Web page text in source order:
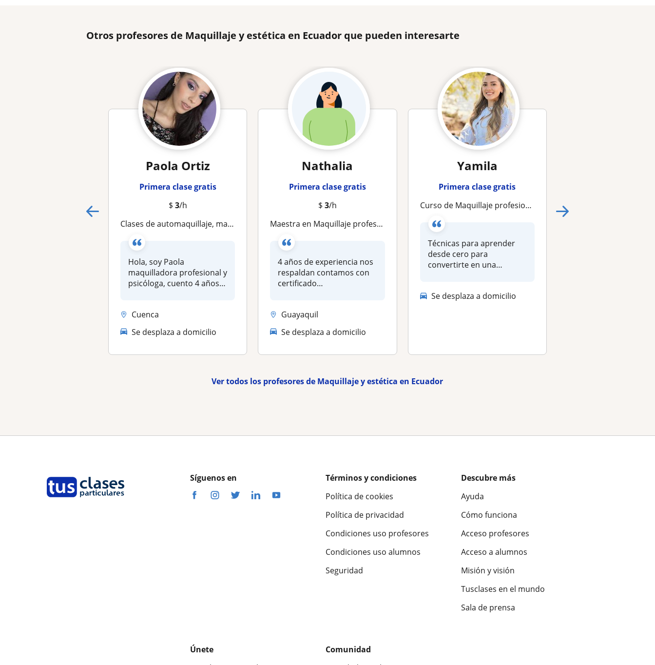
Otros profesores de Maquillaje y estética en Ecuador que pueden interesarte
Paola Ortiz
Primera clase gratis
$ 3/h
Clases de automaquillaje, maquillaje profesional, social y perfeccionamientos
Hola, soy Paola
maquilladora profesional y
psicóloga, cuento 4 años
Cuenca
Se desplaza a domicilio
Nathalia
Primera clase gratis
$ 3/h
Maestra en Maquillaje profesional y estética
4 años de experiencia nos
respaldan contamos con
certificado
Guayaquil
Se desplaza a domicilio
Yamila
Primera clase gratis
Curso de Maquillaje profesional y Manicuria
Técnicas para aprender
desde cero para
convertirte en una
Se desplaza a domicilio
Ver todos los profesores de Maquillaje y estética en Ecuador
Síguenos en
Términos y condiciones
Política de cookies
Política de privacidad
Condiciones uso profesores
Condiciones uso alumnos
Seguridad
Descubre más
Ayuda
Cómo funciona
Acceso profesores
Acceso a alumnos
Misión y visión
Tusclases en el mundo
Sala de prensa
Únete
Comunidad